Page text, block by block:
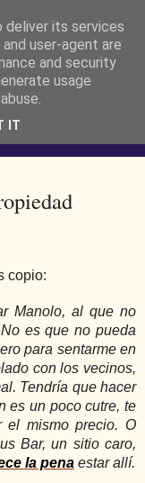
-
copio:
Manolo, al que no
es que no pueda
para sentarme en
con los vecinos,
Tendría que hacer
es un poco cutre, te
el mismo precio. O
Bar, un sitio caro,
la pena estar allí.
deliver its services
user-agent are
and security
usage
IT